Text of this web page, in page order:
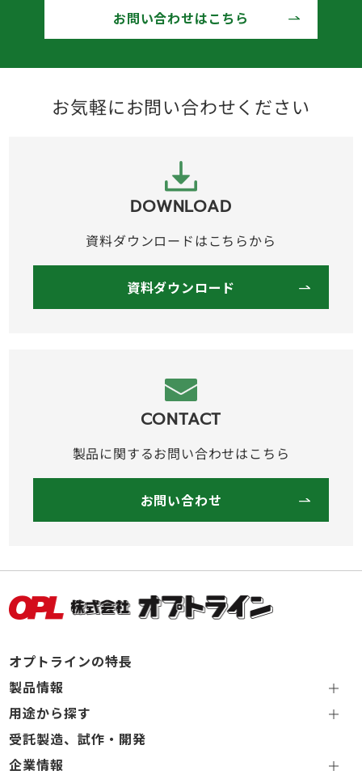
お問い合わせはこちら
お気軽にお問い合わせください
DOWNLOAD
資料ダウンロードはこちらから
資料ダウンロード
CONTACT
製品に関するお問い合わせはこちら
お問い合わせ
オプトラインの特長
製品情報
用途から探す
受託製造、試作・開発
企業情報